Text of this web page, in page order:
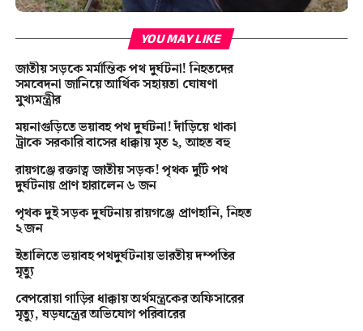
YOU MAY LIKE
জাতীয় সড়কে মর্মান্তিক পথ দুর্ঘটনা! নিহতদের
সমবেদনা জানিয়ে আর্থিক সহায়তা ঘোষণা
মুখ্যমন্ত্রীর
ময়নাগুড়িতে ভয়াবহ পথ দুর্ঘটনা! দাঁড়িয়ে থাকা
ট্রাকে সরকারি বাসের ধাক্কায় মৃত ২, আহত বহু
রায়গঞ্জে রক্তাত্ব জাতীয় সড়ক! পৃথক দুটি পথ
দুর্ঘটনায় প্রাণ হারালেন ৬ জন
পৃথক দুই সড়ক দুর্ঘটনায় রায়গঞ্জে প্রাণহানি, নিহত
২ জন
ইতালিতে ভয়াবহ পথদুর্ঘটনায় ভারতীয় দম্পতির
মৃত্যু
বেপরোয়া গাড়ির ধাক্কায় অর্থমন্ত্রকের অফিসারের
মৃত্যু, ষড়যন্ত্রের অভিযোগ পরিবারের